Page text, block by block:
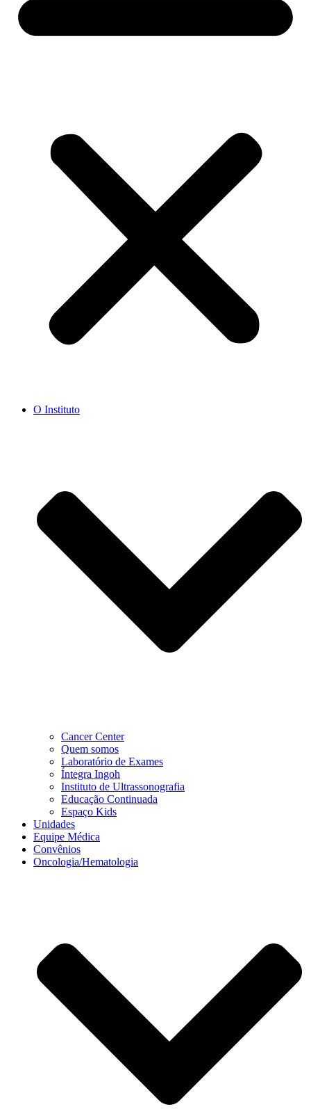
O Instituto
Cancer Center
Quem somos
Laboratório de Exames
Íntegra Ingoh
Instituto de Ultrassonografia
Educação Continuada
Espaço Kids
Unidades
Equipe Médica
Convênios
Oncologia/Hematologia